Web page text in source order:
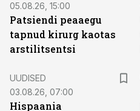
05.08.26, 15:00
Patsiendi peaaegu
tapnud kirurg kaotas
arstilitsentsi
UUDISED
03.08.26, 07:00
Hispaania